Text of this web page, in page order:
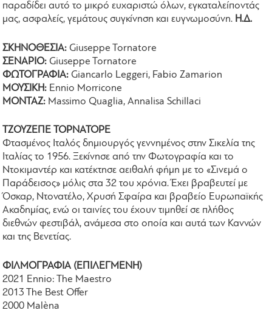
παραδίδει αυτό το μικρό ευχαριστώ όλων, εγκαταλείποντάς
μας, ασφαλείς, γεμάτους συγκίνηση και ευγνωμοσύνη. Η.Δ.
ΣΚΗΝΟΘΕΣΙΑ: Giuseppe Tornatore
ΣΕΝΑΡΙΟ: Giuseppe Tornatore
ΦΩΤΟΓΡΑΦΙΑ: Giancarlo Leggeri, Fabio Zamarion
ΜΟΥΣΙΚΗ: Ennio Morricone
ΜΟΝΤΑΖ: Massimo Quaglia, Annalisa Schillaci
ΤΖΟΥΖΕΠΕ ΤΟΡΝΑΤΟΡΕ
Φτασμένος Ιταλός δημιουργός γεννημένος στην Σικελία της
Ιταλίας το 1956. Ξεκίνησε από την Φωτογραφία και το
Ντοκιμαντέρ και κατέκτησε αειθαλή φήμη με το «Σινεμά ο
Παράδεισος» μόλις στα 32 του χρόνια. Έχει βραβευτεί με
Όσκαρ, Ντονατέλο, Χρυσή Σφαίρα και βραβείο Ευρωπαϊκής
Ακαδημίας, ενώ οι ταινίες του έχουν τιμηθεί σε πλήθος
διεθνών φεστιβάλ, ανάμεσα στο οποία και αυτά των Καννών
και της Βενετίας.
ΦΙΛΜΟΓΡΑΦΙΑ (ΕΠΙΛΕΓΜΕΝΗ)
2021 Ennio: The Maestro
2013 The Best Offer
2000 Malèna